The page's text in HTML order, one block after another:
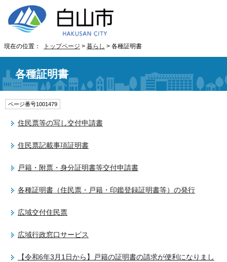
現在の位置： トップページ > 暮らし > 各種証明書
各種証明書
ページ番号1001479
住民票等の写し交付申請書
住民票記載事項証明書
戸籍・附票・身分証明書等交付申請書
各種証明書（住民票・戸籍・印鑑登録証明書等）の発行
広域交付住民票
広域行政窓口サービス
【令和6年3月1日から】戸籍の証明書の請求が便利になりまし